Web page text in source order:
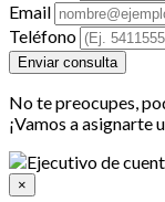
Email
Teléfono
Enviar consulta
No te preocupes,
¡Vamos a asignarte
×